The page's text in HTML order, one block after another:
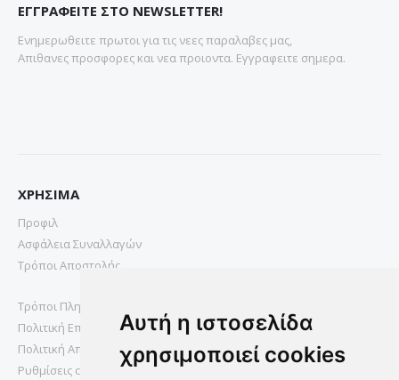
Αυτή η ιστοσελίδα
χρησιμοποιεί cookies
ΕΓΓΡΑΦΕΙΤΕ ΣΤΟ NEWSLETTER!
Ενημερωθειτε πρωτοι για τις νεες παραλαβες μας,
Απιθανες προσφορες και νεα προιοντα. Εγγραφειτε σημερα.
ΧΡΗΣΙΜΑ
Προφιλ
Ασφάλεια Συναλλαγών
Τρόποι Αποστολής
Τρόποι Πληρωμής
Πολιτική Επιστροφών
Πολιτική Απορρήτου
Ρυθμίσεις cookies